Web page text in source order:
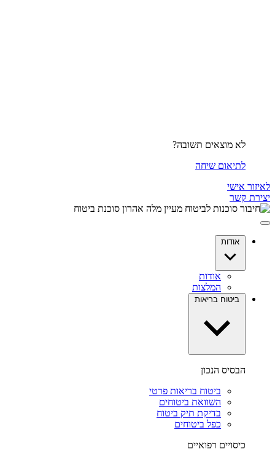
לא מוצאים תשובה?
לתיאום שיחה
לאיזור אישי
יצירת קשר
אודות
אודות
המלצות
ביטוח בריאות
הבסיס הנכון
ביטוח בריאות פרטי
השוואת ביטוחים
בדיקת תיק ביטוח
כפל ביטוחים
כיסויים רפואיים